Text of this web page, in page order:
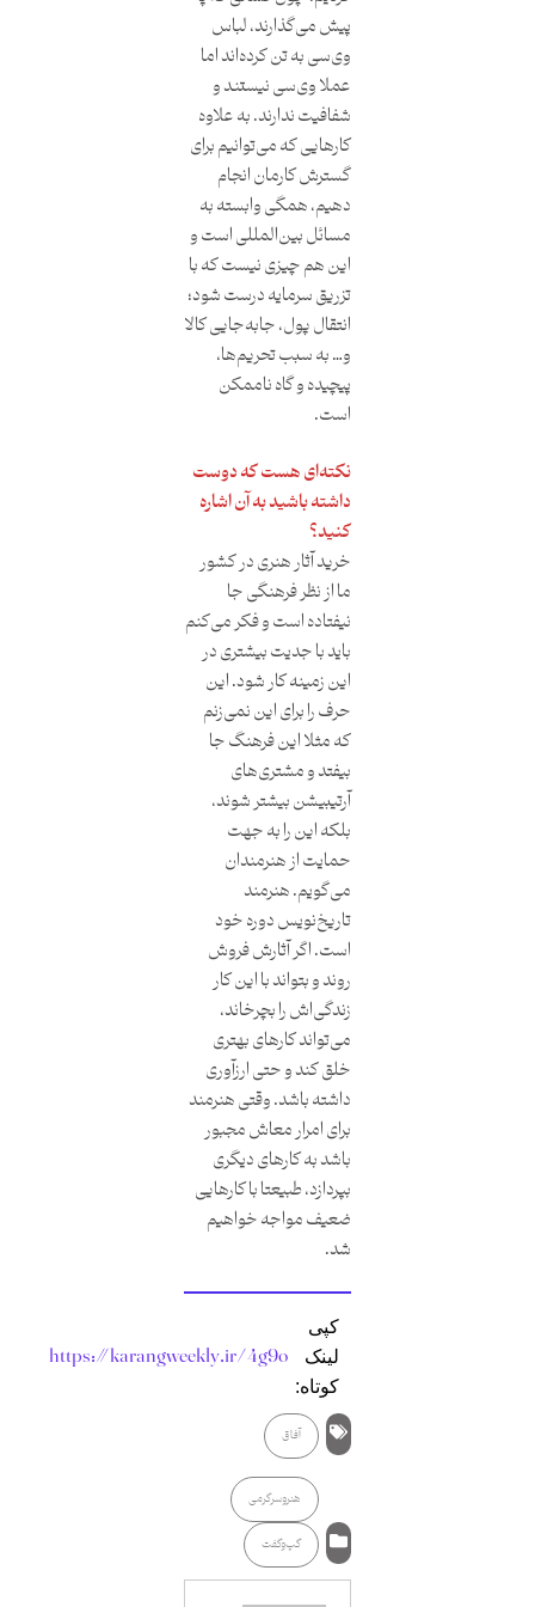
پیش می‌گذارند، لباس
وی‌سی به تن کرده‌اند اما
عملا وی‌سی نیستند و
شفافیت ندارند. به علاوه
کارهایی که می‌توانیم برای
گسترش کارمان انجام
دهیم، همگی وابسته به
مسائل بین‌المللی است و
این هم چیزی نیست که با
تزریق سرمایه درست شود؛
انتقال پول، جابه‌جایی کالا
و… به سبب تحریم‌ها،
پیچیده و گاه ناممکن
است.
نکته‌ای هست که دوست
داشته باشید به آن اشاره
کنید؟
خرید آثار هنری در کشور
ما از نظر فرهنگی جا
نیفتاده است و فکر می‌کنم
باید با جدیت بیشتری در
این زمینه کار شود. این
حرف را برای این نمی‌زنم
که مثلا این فرهنگ جا
بیفتد و مشتری‌های
آرتیبیشن بیشتر شوند،
بلکه این را به جهت
حمایت از هنرمندان
می‌گویم. هنرمند
تاریخ‌نویس دوره خود
است. اگر آثارش فروش
روند و بتواند با این کار
زندگی‌اش را بچرخاند،
می‌تواند کارهای بهتری
خلق کند و حتی ارزآوری
داشته باشد. وقتی هنرمند
برای امرار معاش مجبور
باشد به کارهای دیگری
بپردازد، طبیعتا با کارهایی
ضعیف مواجه خواهیم
شد.
کپی
لینک
کوتاه:
https://karangweekly.ir/4g9o
آفاق
هنر‌وسرگرمی
گپ‌وگفت